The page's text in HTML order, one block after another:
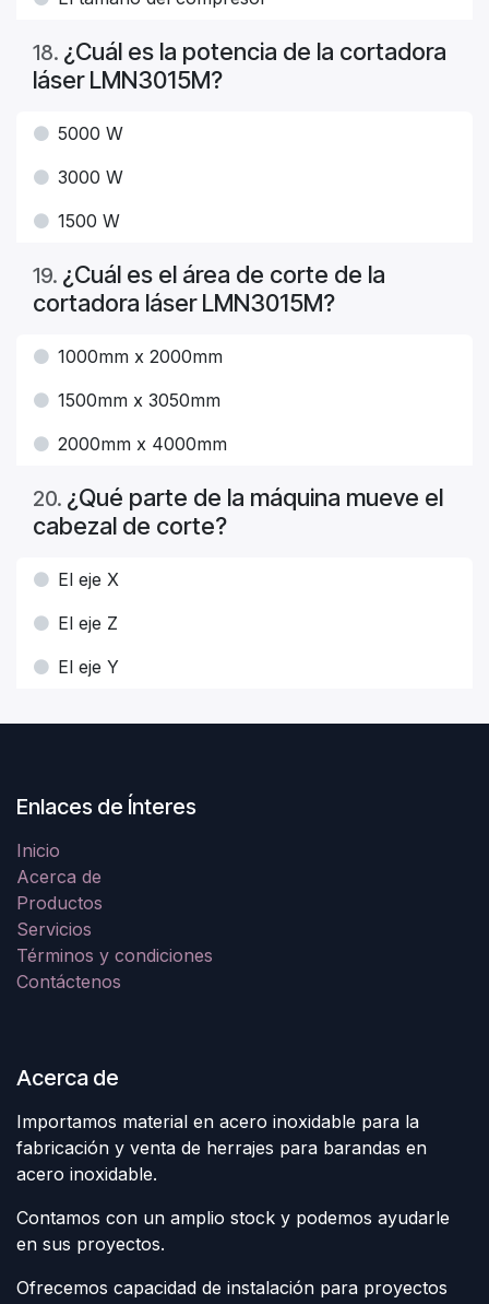
18. ¿Cuál es la potencia de la cortadora
láser LMN3015M?
5000 W
3000 W
1500 W
19. ¿Cuál es el área de corte de la
cortadora láser LMN3015M?
1000mm x 2000mm
1500mm x 3050mm
2000mm x 4000mm
20. ¿Qué parte de la máquina mueve el
cabezal de corte?
El eje X
El eje Z
El eje Y
Enlaces de Ínteres
Inicio
Acerca de
Productos
Servicios
Términos y condiciones
Contáctenos
Acerca de
Importamos material en acero inoxidable para la
fabricación y venta de herrajes para barandas en
acero inoxidable.
Contamos con un amplio stock y podemos ayudarle
en sus proyectos.
Ofrecemos capacidad de instalación para proyectos